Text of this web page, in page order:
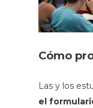
Cómo
Las y los
el